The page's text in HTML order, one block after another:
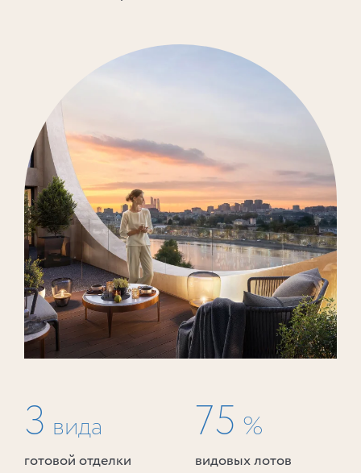
3 вида
готовой отделки
75 %
видовых лотов